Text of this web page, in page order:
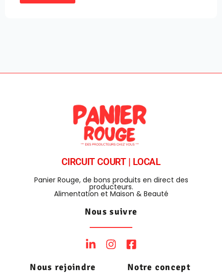
CIRCUIT COURT | LOCAL
Panier Rouge, de bons produits en direct des
producteurs.
Alimentation et Maison & Beauté
Nous suivre
Nous rejoindre Notre concept